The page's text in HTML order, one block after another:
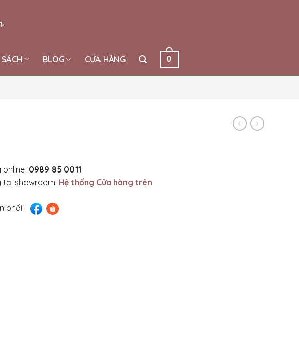
BLOG CỬA HÀNG 0
online: 0989 85 0011
tại showroom: Hệ thống Cửa hàng trên
phối: